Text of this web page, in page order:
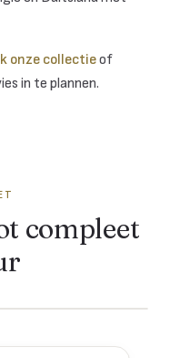
onze collectieof
in te plannen.
compleet